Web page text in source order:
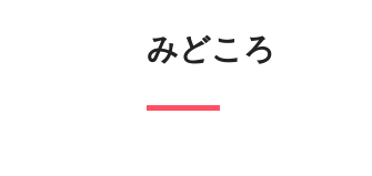
みどころ